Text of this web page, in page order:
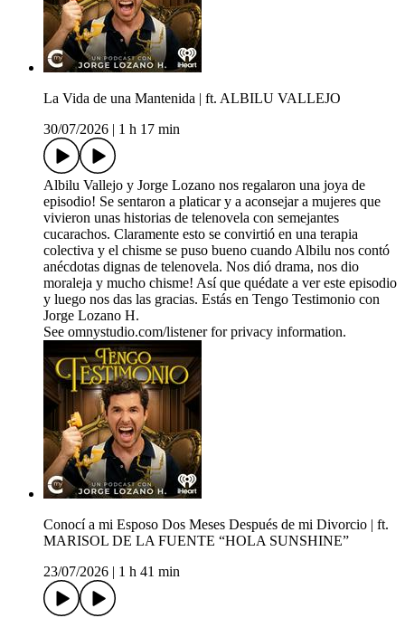
La Vida de una Mantenida | ft. ALBILU VALLEJO
30/07/2026 | 1 h 17 min
Albilu Vallejo y Jorge Lozano nos regalaron una joya de
episodio! Se sentaron a platicar y a aconsejar a mujeres que
vivieron unas historias de telenovela con semejantes
cucarachos. Claramente esto se convirtió en una terapia
colectiva y el chisme se puso bueno cuando Albilu nos contó
anécdotas dignas de telenovela. Nos dió drama, nos dio
moraleja y mucho chisme! Así que quédate a ver este episodio
y luego nos das las gracias. Estás en Tengo Testimonio con
Jorge Lozano H.
See omnystudio.com/listener for privacy information.
Conocí a mi Esposo Dos Meses Después de mi Divorcio | ft.
MARISOL DE LA FUENTE “HOLA SUNSHINE”
23/07/2026 | 1 h 41 min